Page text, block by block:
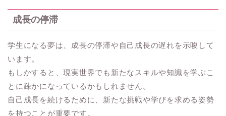
成長の停滞
学生になる夢は、成長の停滞や自己成長の遅れを示唆して
います。
もしかすると、現実世界でも新たなスキルや知識を学ぶこ
とに疎かになっているかもしれません。
自己成長を続けるために、新たな挑戦や学びを求める姿勢
を持つことが重要です。